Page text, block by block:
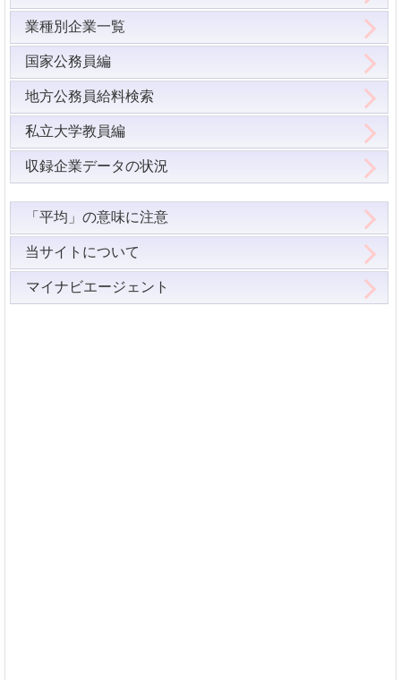
業種別企業一覧
国家公務員編
地方公務員給料検索
私立大学教員編
収録企業データの状況
「平均」の意味に注意
当サイトについて
マイナビエージェント